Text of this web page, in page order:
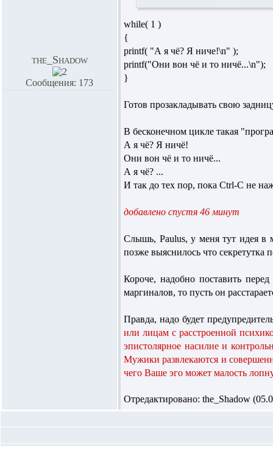
the_Shadow
Сообщения: 173
while( 1 )
{
printf( "А я чё? Я ниче!\n" );
printf("Они вон чё и то ничё...\n");
}
Готов прозакладывать свою
В бесконечном цикле такая
А я чё? Я ничё!
Они вон чё и то ничё...
А я чё? ...
И так до тех пор, пока Ctrl-C не
добавлено спустя 46 минут
Слышь, Paulus, у меня тут идея в
позже выяснилось что
Короче, надобно поставить перед
маргиналов, то пусть он
Правда, надо будет
или лицам с расстроенной
эпистолярное насилие и
Мужики развлекаются и
чего Ваше эго может малость
Отредактировано: the_Shadow